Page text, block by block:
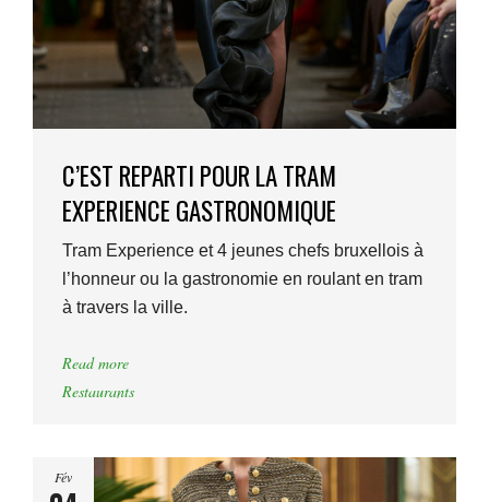
C’EST REPARTI POUR LA TRAM
EXPERIENCE GASTRONOMIQUE
Tram Experience et 4 jeunes chefs bruxellois à
l’honneur ou la gastronomie en roulant en tram
à travers la ville.
Read more
Restaurants
Fév